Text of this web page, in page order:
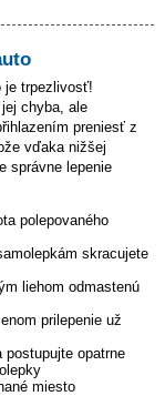
je trpezlivosť!
chyba, ale
preniesť z
vďaka nižšej
správne lepenie
polepovaného
skracujete
liehom odmastenú
prilepenie už
opatrne
miesto